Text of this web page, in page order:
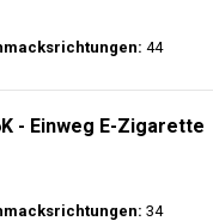
44
- Einweg E-Zigarette
34